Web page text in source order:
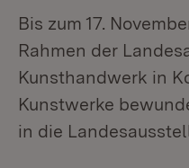
Bis zum 17.
Rahmen der
Kunsthandwerk in
Kunstwerke
in die